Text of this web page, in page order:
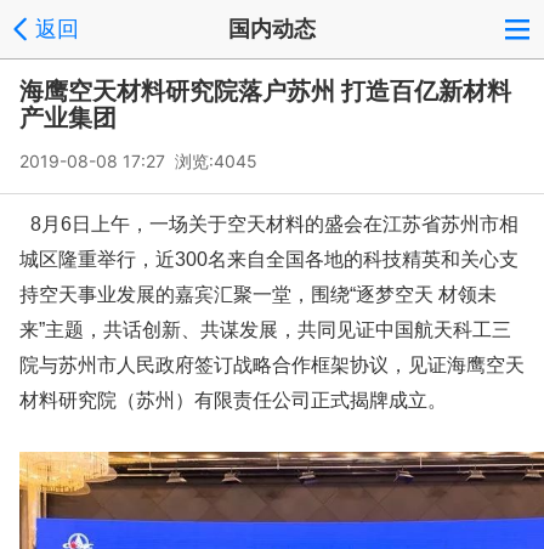
返回 国内动态
海鹰空天材料研究院落户苏州 打造百亿新材料
产业集团
2019-08-08 17:27 浏览:4045
8月6日上午，一场关于空天材料的盛会在江苏省苏州市相
城区隆重举行，近300名来自全国各地的科技精英和关心支
持空天事业发展的嘉宾汇聚一堂，围绕“逐梦空天 材领未
来”主题，共话创新、共谋发展，共同见证中国航天科工三
院与苏州市人民政府签订战略合作框架协议，见证海鹰空天
材料研究院（苏州）有限责任公司正式揭牌成立。